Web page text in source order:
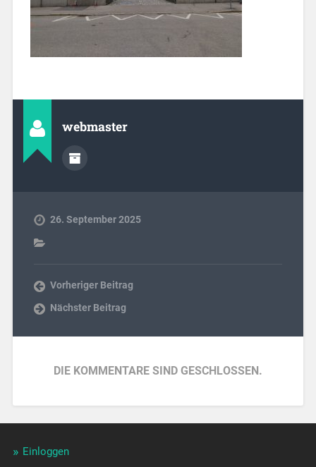
webmaster
26. September 2025
Vorheriger Beitrag
Nächster Beitrag
DIE KOMMENTARE SIND GESCHLOSSEN.
Einloggen